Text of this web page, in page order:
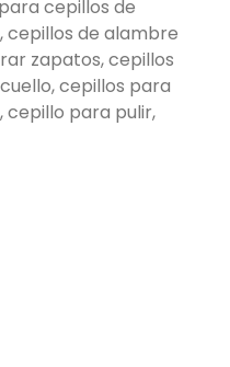
cepillos de
cepillos de alambre
zapatos, cepillos
cepillos para
cepillo para pulir,